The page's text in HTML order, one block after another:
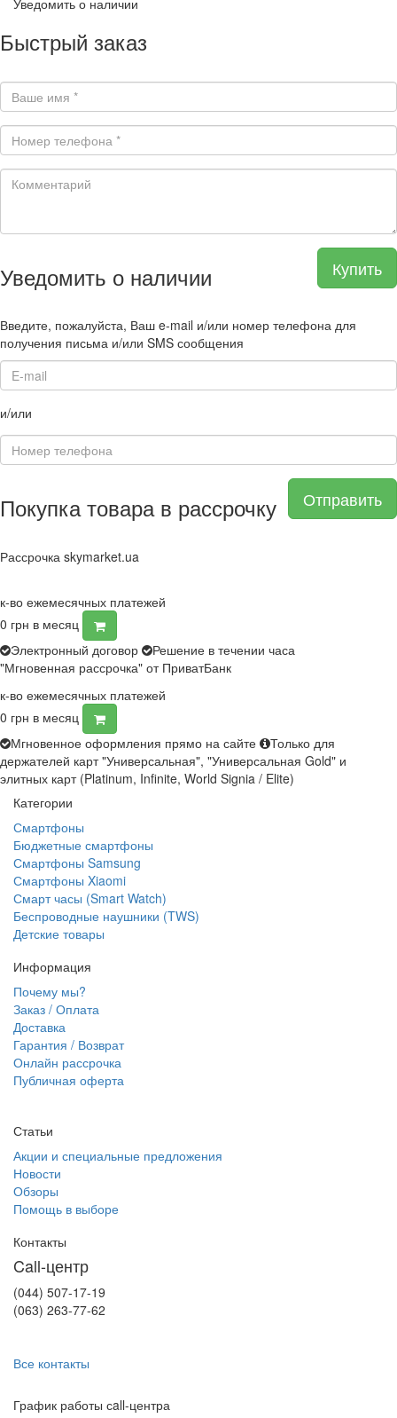
Уведомить о наличии
Быстрый заказ
Купить
Уведомить о наличии
Введите, пожалуйста, Ваш e-mail и/или номер телефона для
получения письма и/или SMS сообщения
и/или
Отправить
Покупка товара в рассрочку
Рассрочка skymarket.ua
к-во ежемесячных платежей
0 грн в месяц
Электронный договор
Решение в течении часа
"Мгновенная рассрочка" от ПриватБанк
к-во ежемесячных платежей
0 грн в месяц
Мгновенное оформления прямо на сайте
Только для
держателей карт "Универсальная", "Универсальная Gold" и
элитных карт (Platinum, Infinite, World Signia / Elite)
Категории
Смартфоны
Бюджетные смартфоны
Смартфоны Samsung
Смартфоны Xiaomi
Смарт часы (Smart Watch)
Беспроводные наушники (TWS)
Детские товары
Информация
Почему мы?
Заказ / Оплата
Доставка
Гарантия / Возврат
Онлайн рассрочка
Публичная оферта
Статьи
Акции и специальные предложения
Новости
Обзоры
Помощь в выборе
Контакты
Call-центр
(044) 507-17-19
(063) 263-77-62
Все контакты
График работы сall-центра